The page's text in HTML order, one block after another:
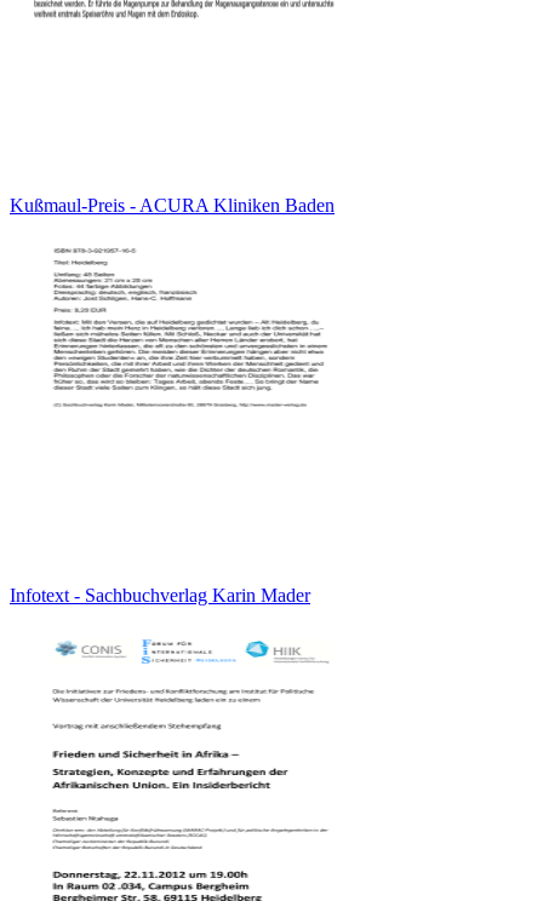
Kußmaul-Preis - ACURA Kliniken Baden
Infotext - Sachbuchverlag Karin Mader